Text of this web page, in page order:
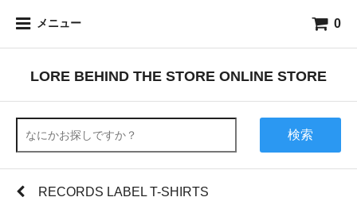
メニュー 0
LORE BEHIND THE STORE ONLINE STORE
検索
RECORDS LABEL T-SHIRTS